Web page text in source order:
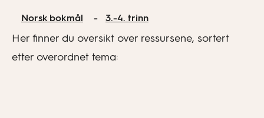
Norsk bokmål 3.-4. trinn
Her finner du oversikt over ressursene, sortert
etter overordnet tema: